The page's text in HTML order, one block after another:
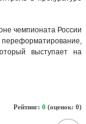
чемпионата России
переформатирование,
выступает на
Рейтинг: 0 (оценок: 0)